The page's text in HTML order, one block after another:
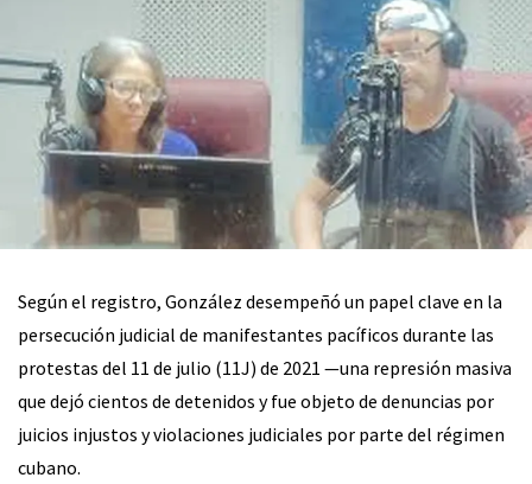
Según el registro, González desempeñó un papel clave en la
persecución judicial de manifestantes pacíficos durante las
protestas del 11 de julio (11J) de 2021 —una represión masiva
que dejó cientos de detenidos y fue objeto de denuncias por
juicios injustos y violaciones judiciales por parte del régimen
cubano.